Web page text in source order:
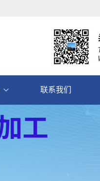
联系我们